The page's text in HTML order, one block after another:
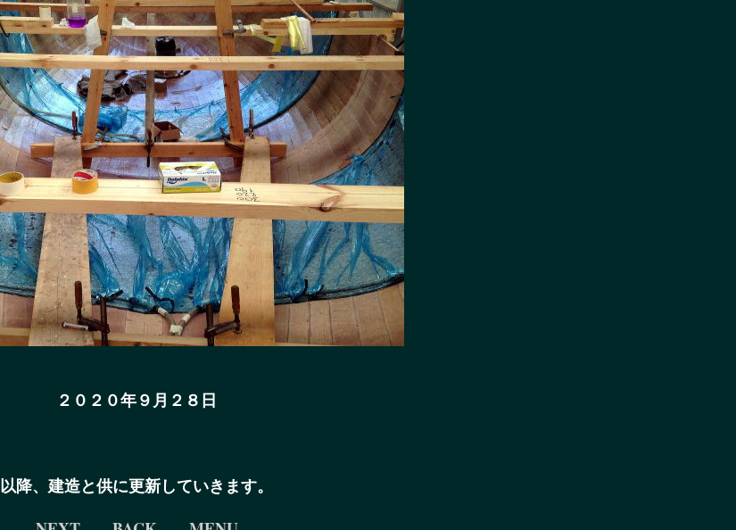
２０２０年９月２８日
以降、建造と供に更新していきます。